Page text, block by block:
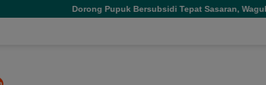
Pupuk Bersubsidi Tepat Sasaran, Wagub Malut Tekankan